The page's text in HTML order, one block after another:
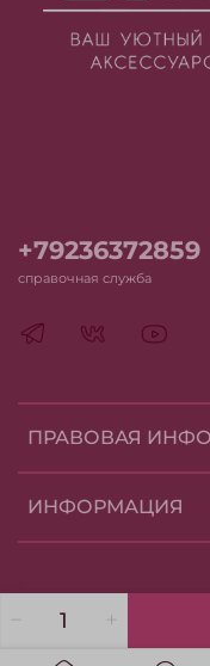
ПРАВОВАЯ
ИНФОРМАЦИЯ
+79236372859
справочная служба